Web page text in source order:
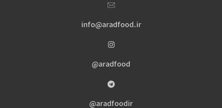
info@aradfood.ir
aradfood@
aradfoodir@